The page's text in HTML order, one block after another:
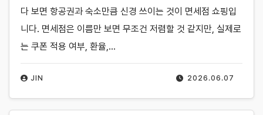
2026.06.07
JIN
다 보면 항공권과 숙소만큼 신경 쓰이는 것이 면세점 쇼핑입
니다. 면세점은 이름만 보면 무조건 저렴할 것 같지만, 실제로
는 쿠폰 적용 여부, 환율,…